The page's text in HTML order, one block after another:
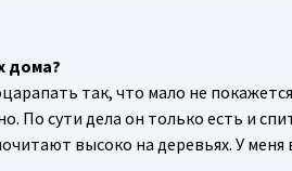
дома?
так, что мало не
По сути дела он только есть и
высоко на деревьях. У меня